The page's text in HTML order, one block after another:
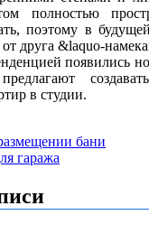
полностью
поэтому в
друга &laquo-
появились
в студии.
бани
гаража